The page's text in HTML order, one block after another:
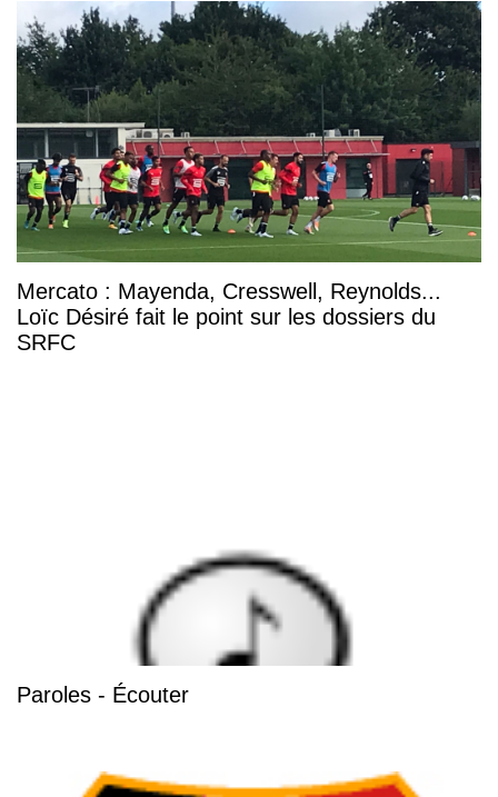
Mercato : Mayenda, Cresswell, Reynolds...
Loïc Désiré fait le point sur les dossiers du
SRFC
Paroles - Écouter